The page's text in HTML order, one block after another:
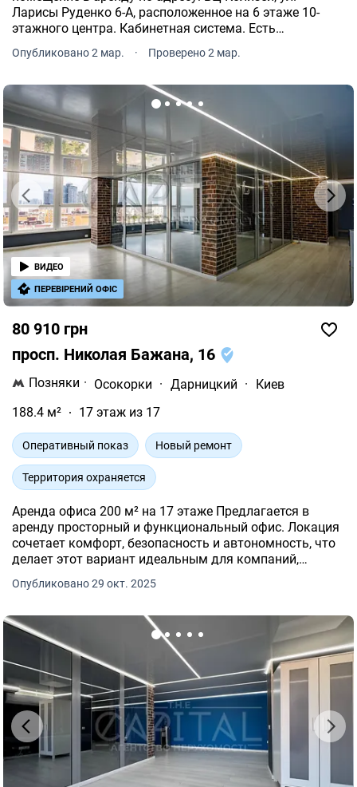
Ларисы Руденко 6-А, расположенное на 6 этаже 10-
этажного центра. Кабинетная система. Есть
возможность приобрести офисную мебель.
Прекрасная инфраструктура.
Опубликовано 2 мар. · Проверено 2 мар.
80 910 грн
просп. Николая Бажана, 16
Позняки · Осокорки · Дарницкий ·
Киев
188.4 м²
17 этаж из 17
Оперативный показ Новый ремонт
Территория охраняется
Аренда офиса 200 м² на 17 этаже Предлагается в
аренду просторный и функциональный офис. Локация
сочетает комфорт, безопасность и автономность, что
делает этот вариант идеальным для компаний,
которые ценят качественные условия работы.
Опубликовано 29 окт. 2025
ВИДЕО
ПЕРЕВІРЕНИЙ ОФІС